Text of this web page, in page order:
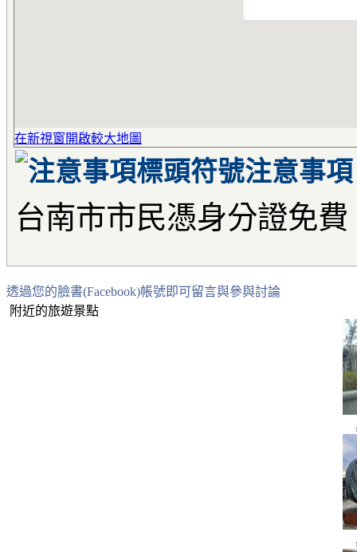
在新視窗開啟較大地圖
注意事項
台南市市民憑身分證免費
透過您的臉書(Facebook)帳號即可留言與參與討論
附近的旅遊景點